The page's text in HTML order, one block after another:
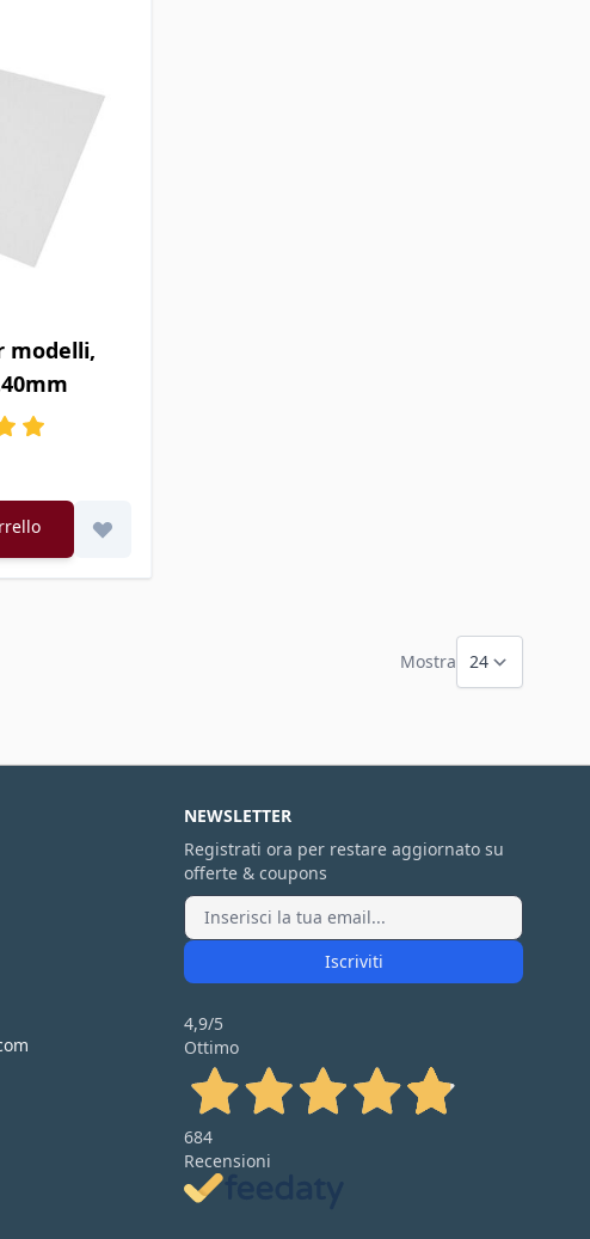
modelli,
Mostra
NEWSLETTER
Registrati ora per restare aggiornato su
offerte & coupons
Iscriviti
4,9/5
Ottimo
684
Recensioni